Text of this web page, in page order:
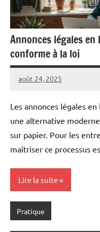
Annonces légales
conforme à la loi
août 24, 2025
Pascal
Aucun
Les annonces légales
une alternative
sur papier. Pour les
maîtriser ce processus
Lire la suite
Pratique